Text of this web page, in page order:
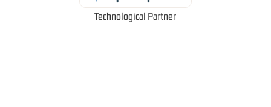
Technological Partner